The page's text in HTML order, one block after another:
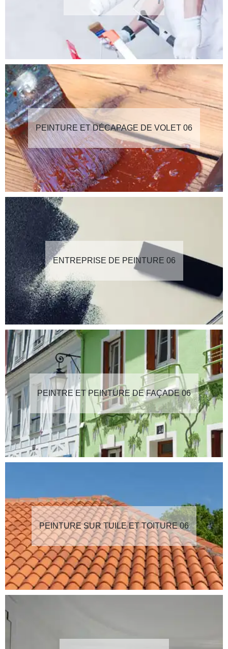
PEINTURE ET DÉCAPAGE DE VOLET 06
ENTREPRISE DE PEINTURE 06
PEINTRE ET PEINTURE DE FAÇADE 06
PEINTURE SUR TUILE ET TOITURE 06